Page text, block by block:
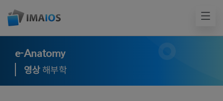
e-Anatomy
영상해부학